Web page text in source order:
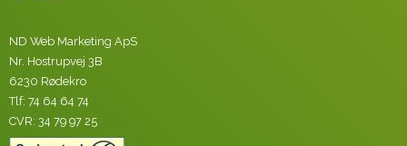
ND Web Marketing ApS
Nr. Hostrupvej 3B
6230 Rødekro
Tlf: 74 64 64 74
CVR: 34 79 97 25